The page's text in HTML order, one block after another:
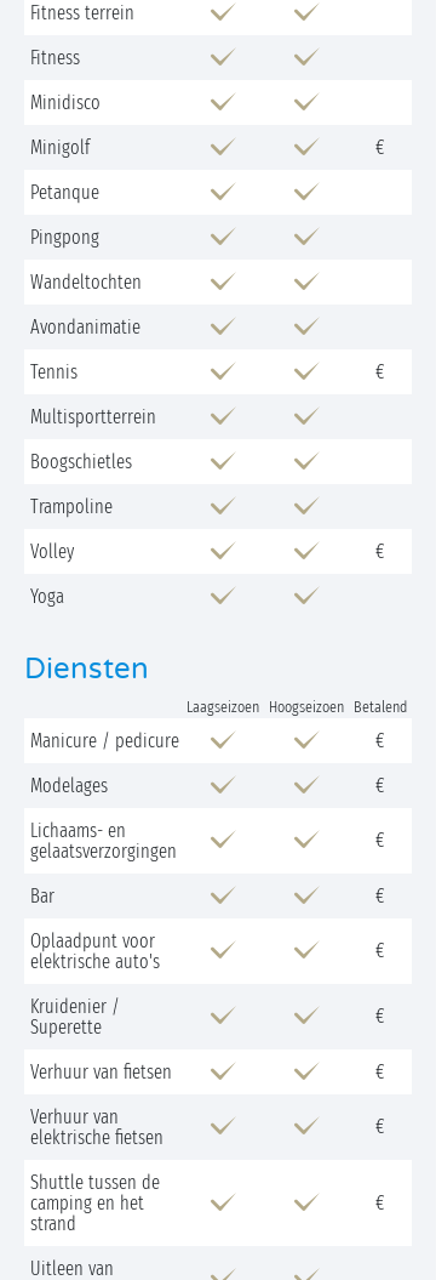
Fitness terrein
Fitness
Minidisco
Minigolf
€
Petanque
Pingpong
Wandeltochten
Avondanimatie
Tennis
€
Multisportterrein
Boogschietles
Trampoline
Volley
€
Yoga
Diensten
Laagseizoen Hoogseizoen Betalend
Manicure / pedicure
€
Modelages
€
Lichaams- en
gelaatsverzorgingen
€
Bar
€
Oplaadpunt voor
elektrische auto's
€
Kruidenier /
Superette
€
Verhuur van fietsen
€
Verhuur van
elektrische fietsen
€
Shuttle tussen de
camping en het
strand
€
Uitleen van